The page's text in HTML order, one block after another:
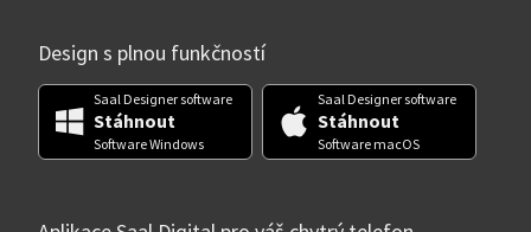
Design s plnou funkčností
Saal Designer software
Stáhnout
Software Windows
Saal Designer software
Stáhnout
Software macOS